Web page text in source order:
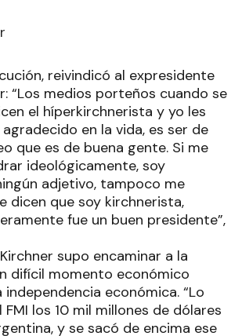
reivindicó al expresidente
“Los medios porteños cuando se
el híperkirchnerista y yo les
en la vida, es ser de
que es de buena gente. Si me
ideológicamente, soy
adjetivo, tampoco me
dicen que soy kirchnerista,
fue un buen presidente”,
supo encaminar a la
difícil momento económico
económica. “Lo
los 10 mil millones de dólares
y se sacó de encima ese